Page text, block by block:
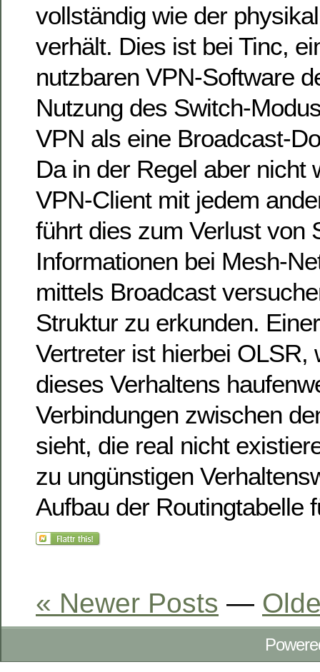
vollständig wie der
verhält. Dies ist bei Tinc,
nutzbaren VPN-Software
Nutzung des Switch-
VPN als eine Broadcast-
Da in der Regel aber nicht
VPN-Client mit jedem
führt dies zum Verlust von
Informationen bei Mesh-
mittels Broadcast
Struktur zu erkunden.
Vertreter ist hierbei OLSR,
dieses Verhaltens
Verbindungen zwischen
sieht, die real nicht
zu ungünstigen
Aufbau der Routingtabelle
« Newer Posts —